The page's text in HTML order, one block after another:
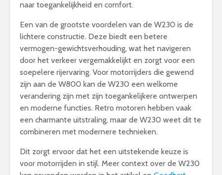
naar toegankelijkheid en comfort.
Een van de grootste voordelen van de W230 is de
lichtere constructie. Deze biedt een betere
vermogen-gewichtsverhouding, wat het navigeren
door het verkeer vergemakkelijkt en zorgt voor een
soepelere rijervaring. Voor motorrijders die gewend
zijn aan de W800 kan de W230 een welkome
verandering zijn met zijn toegankelijkere ontwerpen
en moderne functies. Retro motoren hebben vaak
een charmante uitstraling, maar de W230 weet dit te
combineren met modernere technieken.
Dit zorgt ervoor dat het een uitstekende keuze is
voor motorrijden in stijl. Meer context over de W230